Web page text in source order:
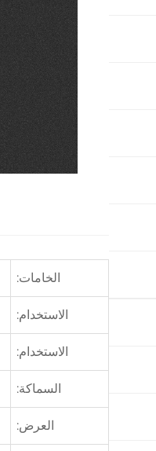
الخامات:
الاستخدام:
الاستخدام:
السماكة:
العرض: